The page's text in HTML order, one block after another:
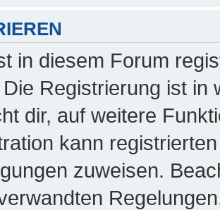
in diesem Forum
Registrierung ist in
dir, auf weitere
kann
zuweisen.